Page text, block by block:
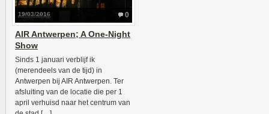
0
19/03/2016
AIR Antwerpen; A One-Night
Show
Sinds 1 januari verblijf ik
(merendeels van de tijd) in
Antwerpen bij AIR Antwerpen. Ter
afsluiting van de locatie die per 1
april verhuisd naar het centrum van